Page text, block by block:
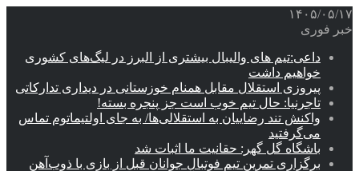
۱۴۰۵/۰۵/۱۷
خبر فوری
داعی:تیم های والیبال بیشتری از البرز در لیگ‌های کشوری
خواهیم داشت
پیروزی استقلال مقابل همنام خوزستانی در دیداری تدارکاتی
تاجرنیا: حال تیم خوب است جز پنجره بسته!
واکنش تند رضاییان به استقلالی‌ها/ به جای اولتیماتوم تماس
می‌گرفتید
باشگاه گل گهر: حقانیت ما اثبات شد
برگزاری تمرین تیم فوتبال جوانان قبل از بازی با ذوب‌آهن